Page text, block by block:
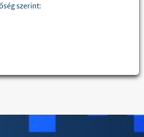
szerint: